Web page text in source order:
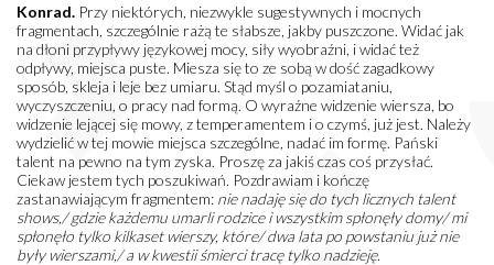
Konrad. Przy niektórych, niezwykle sugestywnych i mocnych
fragmentach, szczególnie rażą te słabsze, jakby puszczone. Widać jak
na dłoni przypływy językowej mocy, siły wyobraźni, i widać też
odpływy, miejsca puste. Miesza się to ze sobą w dość zagadkowy
sposób, skleja i leje bez umiaru. Stąd myśl o pozamiataniu,
wyczyszczeniu, o pracy nad formą. O wyraźne widzenie wiersza, bo
widzenie lejącej się mowy, z temperamentem i o czymś, już jest. Należy
wydzielić w tej mowie miejsca szczególne, nadać im formę. Pański
talent na pewno na tym zyska. Proszę za jakiś czas coś przysłać.
Ciekaw jestem tych poszukiwań. Pozdrawiam i kończę
zastanawiającym fragmentem: nie nadaję się do tych licznych talent
shows,/ gdzie każdemu umarli rodzice i wszystkim spłonęły domy/ mi
spłonęło tylko kilkaset wierszy, które/ dwa lata po powstaniu już nie
były wierszami,/ a w kwestii śmierci tracę tylko nadzieję.